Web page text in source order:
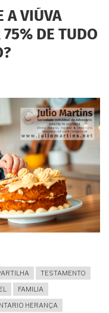
A VIÚVA
75% DE TUDO
TESTAMENTO
FAMILIA
HERANÇA